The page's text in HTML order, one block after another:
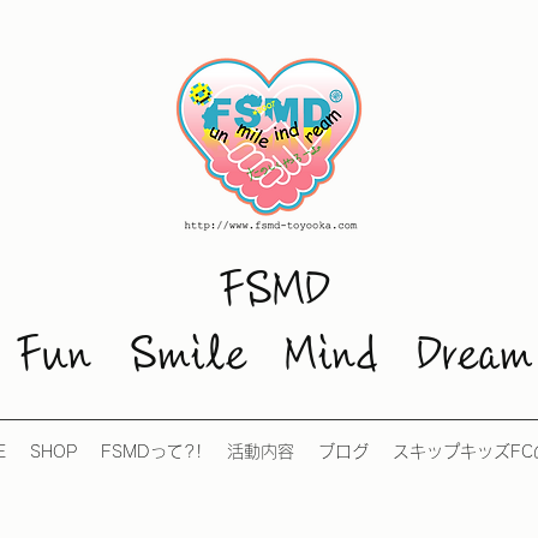
FSMD
Fun Smile Mind Dream
SHOP FSMDって?! 活動内容 ブログ スキップキッズFC